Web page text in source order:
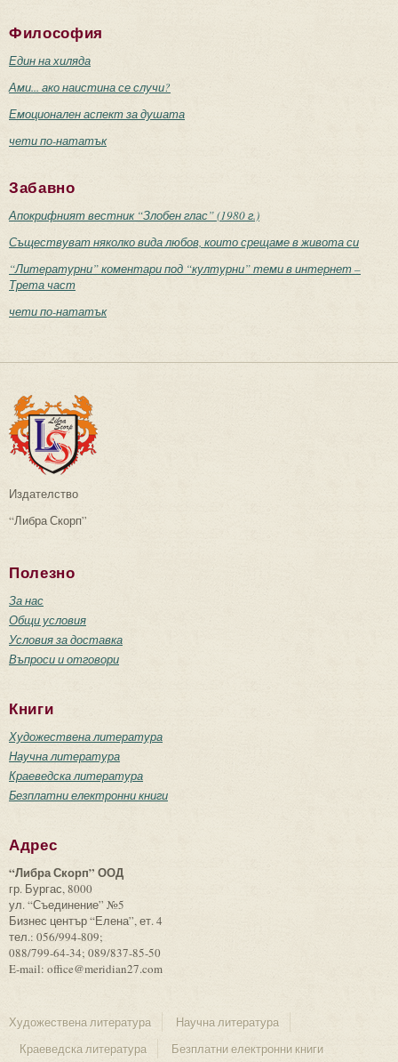
Философия
Един на хиляда
Ами... ако наистина се случи?
Емоционален аспект за душата
чети по-нататък
Забавно
Апокрифният вестник “Злобен глас” (1980 г.)
Съществуват няколко вида любов, които срещаме в живота си
“Литературни” коментари под “културни” теми в интернет –
Трета част
чети по-нататък
Издателство
“Либра Скорп”
Полезно
За нас
Общи условия
Условия за доставка
Въпроси и отговори
Книги
Художествена литература
Научна литература
Краеведска литература
Безплатни електронни книги
Адрес
“Либра Скорп” ООД
гр. Бургас, 8000
ул. “Съединение” №5
Бизнес център “Елена”, ет. 4
тел.: 056/994-809;
088/799-64-34; 089/837-85-50
E-mail: office@meridian27.com
Художествена литература
Научна литература
Краеведска литература
Безплатни електронни книги